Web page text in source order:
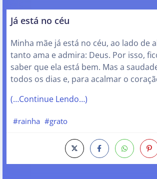
Já está no céu
Minha mãe já está no céu, ao lado de
tanto ama e admira: Deus. Por isso,
saber que ela está bem. Mas a
todos os dias e, para acalmar o
(…Continue Lendo…)
#rainha #grato